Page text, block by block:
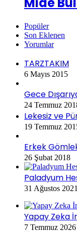
Popüler
Son Eklenen
Yorumlar
TARZTAKIM
6 Mayıs 2015
Gece
24 Temmuz
Lekesiz ve
19 Temmuz
Erkek
26 Şubat 2018
Paladyum
31 Ağustos 2021
Yapay Zeka
7 Temmuz 2026